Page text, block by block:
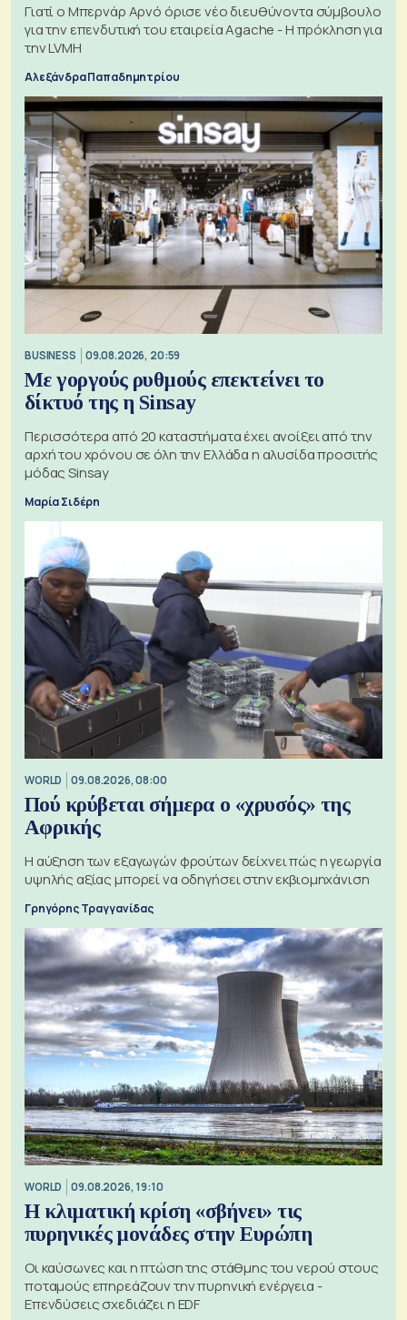
Γιατί ο Μπερνάρ Αρνό όρισε νέο διευθύνοντα σύμβουλο
για την επενδυτική του εταιρεία Agache - Η πρόκληση για
την LVMH
Αλεξάνδρα Παπαδημητρίου
BUSINESS 09.08.2026, 20:59
Με γοργούς ρυθμούς επεκτείνει το
δίκτυό της η Sinsay
Περισσότερα από 20 καταστήματα έχει ανοίξει από την
αρχή του χρόνου σε όλη την Ελλάδα η αλυσίδα προσιτής
μόδας Sinsay
Μαρία Σιδέρη
WORLD 09.08.2026, 08:00
Πού κρύβεται σήμερα ο «χρυσός» της
Αφρικής
Η αύξηση των εξαγωγών φρούτων δείχνει πώς η γεωργία
υψηλής αξίας μπορεί να οδηγήσει στην εκβιομηχάνιση
Γρηγόρης Τραγγανίδας
WORLD 09.08.2026, 19:10
Η κλιματική κρίση «σβήνει» τις
πυρηνικές μονάδες στην Ευρώπη
Οι καύσωνες και η πτώση της στάθμης του νερού στους
ποταμούς επηρεάζουν την πυρηνική ενέργεια -
Επενδύσεις σχεδιάζει η EDF